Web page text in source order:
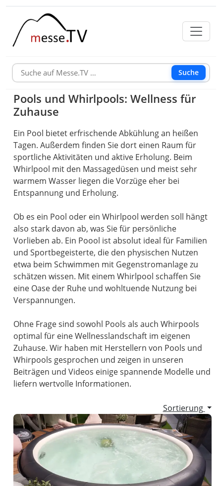
Suche
Pools und Whirlpools: Wellness für
Zuhause
Ein Pool bietet erfrischende Abkühlung an heißen
Tagen. Außerdem finden Sie dort einen Raum für
sportliche Aktivitäten und aktive Erholung. Beim
Whirlpool mit den Massagedüsen und meist sehr
warmem Wasser liegen die Vorzüge eher bei
Entspannung und Erholung.
Ob es ein Pool oder ein Whirlpool werden soll hängt
also stark davon ab, was Sie für persönliche
Vorlieben ab. Ein Poool ist absolut ideal für Familien
und Sportbegeisterte, die den physischen Nutzen
etwa beim Schwimmen mit Gegenstromanlage zu
schätzen wissen. Mit einem Whirlpool schaffen Sie
eine Oase der Ruhe und wohltuende Nutzung bei
Verspannungen.
Ohne Frage sind sowohl Pools als auch Whirpools
optimal für eine Wellnesslandschaft im eigenen
Zuhause. Wir haben mit Herstellern von Pools und
Whirpools gesprochen und zeigen in unseren
Beiträgen und Videos einige spannende Modelle und
liefern wertvolle Informationen.
Sortierung